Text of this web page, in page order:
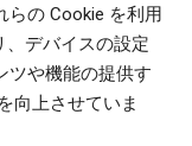
らの Cookie を利用
、デバイスの設定
ツや機能の提供す
向上させていま